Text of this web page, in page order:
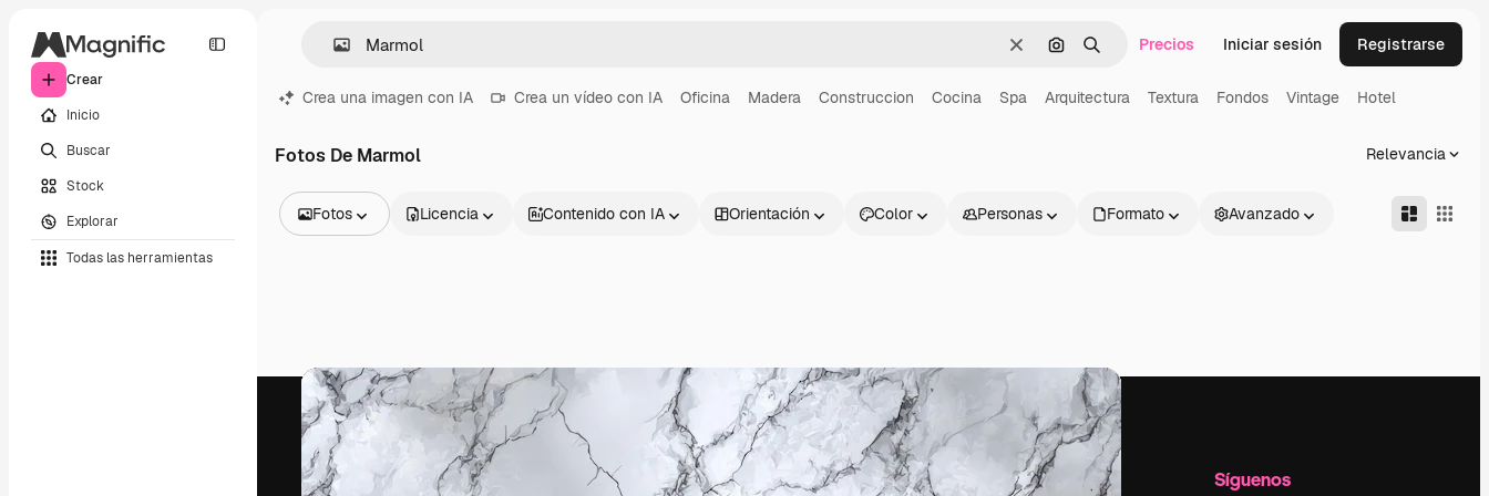
Crear
Inicio
Buscar
Stock
Explorar
Todas las herramientas
BorrarBuscar por imagen
BuscarPrecios Iniciar sesión Registrarse
Crea una imagen con IA Crea un vídeo con IA Oficina Madera Construccion Cocina Spa Arquitectura Textura Fondos Vintage Hotel
Fotos De Marmol Relevancia
Fotos
Vídeos
Clips de vídeo
Motion graphics
Plantillas de vídeos
Iconos
Modelos 3D
Fuentes
Licencia Contenido con IA Orientación Color Personas Formato Avanzado
Productos Información útil Empresa Síguenos